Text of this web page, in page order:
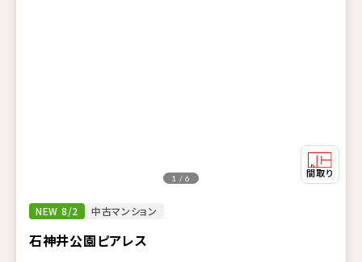
NEW 8/2 中古マンション
石神井公園ピアレス
1 / 6